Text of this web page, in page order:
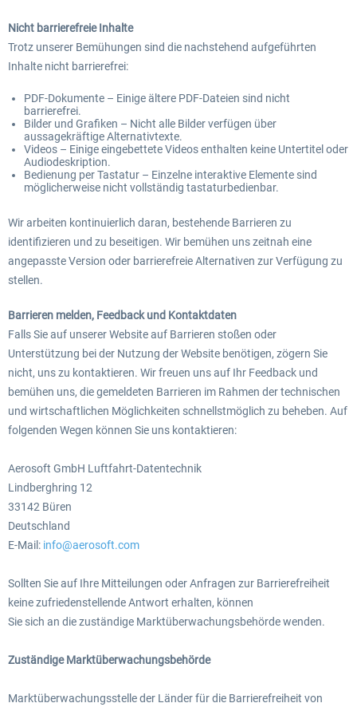
Nicht barrierefreie Inhalte
Trotz unserer Bemühungen sind die nachstehend aufgeführten
Inhalte nicht barrierefrei:
PDF-Dokumente – Einige ältere PDF-Dateien sind nicht
barrierefrei.
Bilder und Grafiken – Nicht alle Bilder verfügen über
aussagekräftige Alternativtexte.
Videos – Einige eingebettete Videos enthalten keine Untertitel oder
Audiodeskription.
Bedienung per Tastatur – Einzelne interaktive Elemente sind
möglicherweise nicht vollständig tastaturbedienbar.
Wir arbeiten kontinuierlich daran, bestehende Barrieren zu
identifizieren und zu beseitigen. Wir bemühen uns zeitnah eine
angepasste Version oder barrierefreie Alternativen zur Verfügung zu
stellen.
Barrieren melden, Feedback und Kontaktdaten
Falls Sie auf unserer Website auf Barrieren stoßen oder
Unterstützung bei der Nutzung der Website benötigen, zögern Sie
nicht, uns zu kontaktieren. Wir freuen uns auf Ihr Feedback und
bemühen uns, die gemeldeten Barrieren im Rahmen der technischen
und wirtschaftlichen Möglichkeiten schnellstmöglich zu beheben. Auf
folgenden Wegen können Sie uns kontaktieren:
Aerosoft GmbH Luftfahrt-Datentechnik
Lindberghring 12
33142 Büren
Deutschland
E-Mail: info@aerosoft.com
Sollten Sie auf Ihre Mitteilungen oder Anfragen zur Barrierefreiheit
keine zufriedenstellende Antwort erhalten, können
Sie sich an die zuständige Marktüberwachungsbehörde wenden.
Zuständige Marktüberwachungsbehörde
Marktüberwachungsstelle der Länder für die Barrierefreiheit von